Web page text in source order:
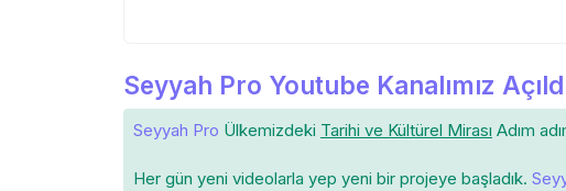
Seyyah Pro Youtube Kanalımız
Seyyah Pro Ülkemizdeki Tarihi ve Kültürel Mirası Adım
Her gün yeni videolarla yep yeni bir projeye başladık.